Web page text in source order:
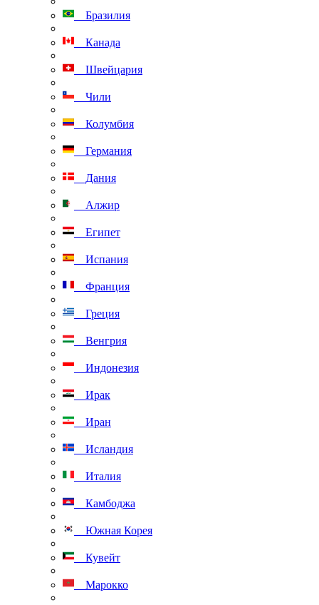
Бразилия
Канада
Швейцария
Чили
Колумбия
Германия
Дания
Алжир
Египет
Испания
Франция
Греция
Венгрия
Индонезия
Ирак
Иран
Исландия
Италия
Камбоджа
Южная Корея
Кувейт
Марокко